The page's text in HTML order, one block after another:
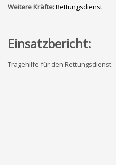
Weitere Kräfte:Rettungsdienst
Einsatzbericht:
Tragehilfe für den Rettungsdienst.